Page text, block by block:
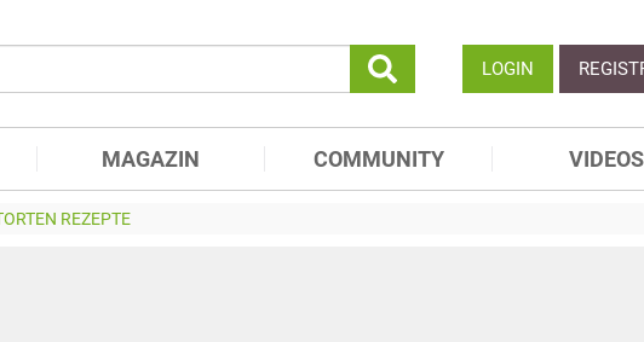
LOGIN
MAGAZIN COMMUNITY VIDEOS
REZEPTE